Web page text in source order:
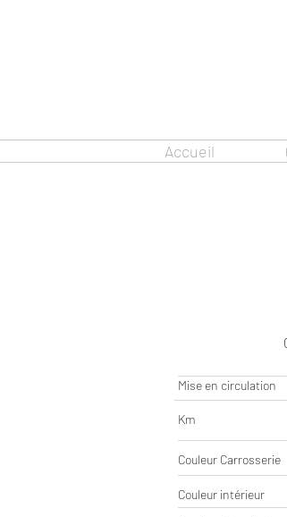
Accueil
Mise en circulation
Km
Couleur Carrosserie
Couleur intérieur